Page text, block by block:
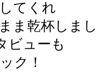
てくれ
ま乾杯しま
ビューも
ク！